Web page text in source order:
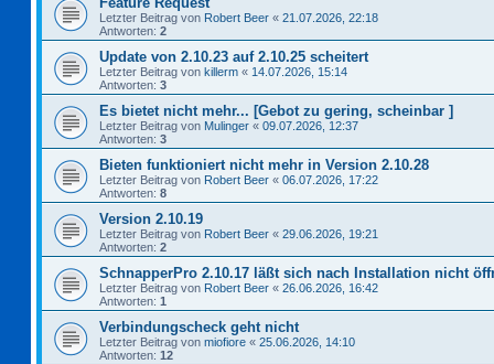
Letzter Beitrag von Robert Beer « 21.07.2026, 22:18
Antworten: 2
Update von 2.10.23 auf 2.10.25 scheitert
Letzter Beitrag von killerm « 14.07.2026, 15:14
Antworten: 3
Es bietet nicht mehr... [Gebot zu gering, scheinbar ]
Letzter Beitrag von Mulinger « 09.07.2026, 12:37
Antworten: 3
Bieten funktioniert nicht mehr in Version 2.10.28
Letzter Beitrag von Robert Beer « 06.07.2026, 17:22
Antworten: 8
Version 2.10.19
Letzter Beitrag von Robert Beer « 29.06.2026, 19:21
Antworten: 2
SchnapperPro 2.10.17 läßt sich nach Installation nicht
Letzter Beitrag von Robert Beer « 26.06.2026, 16:42
Antworten: 1
Verbindungscheck geht nicht
Letzter Beitrag von miofiore « 25.06.2026, 14:10
Antworten: 12